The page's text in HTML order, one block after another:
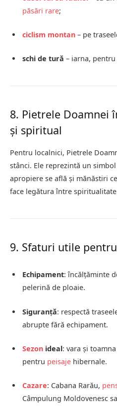
păsări rare;
ciclism montan – pe
schi de tură – iarna,
8. Pietrele Doamnei
și spiritual
Pentru localnici, Pietrele
stânci. Ele reprezintă un
apropiere se află și mănăstiri
face legătura între
9. Sfaturi utile
Echipament: încălțăminte
pelerină de ploaie.
Siguranță: respectă
abrupte fără echipament.
Sezon ideal: vara și
pentru peisaje hibernale.
Cazare: Cabana Rarău,
Câmpulung Moldovenesc